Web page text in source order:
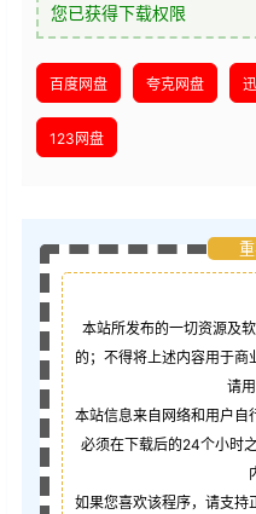
您已获得下载权限
百度网盘 夸克网盘
123网盘
本站所发布的一切资源及
的；不得将上述内容用于
请
本站信息来自网络和用户自
必须在下载后的24个小时
如果您喜欢该程序，请支持